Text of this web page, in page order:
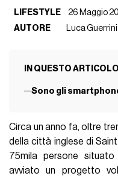
LIFESTYLE
26 Maggio
AUTORE
Luca Guerrini
IN QUESTO ARTICOLO
Sono gli
Circa un anno fa, oltre
della città inglese di
75mila persone
avviato un progetto